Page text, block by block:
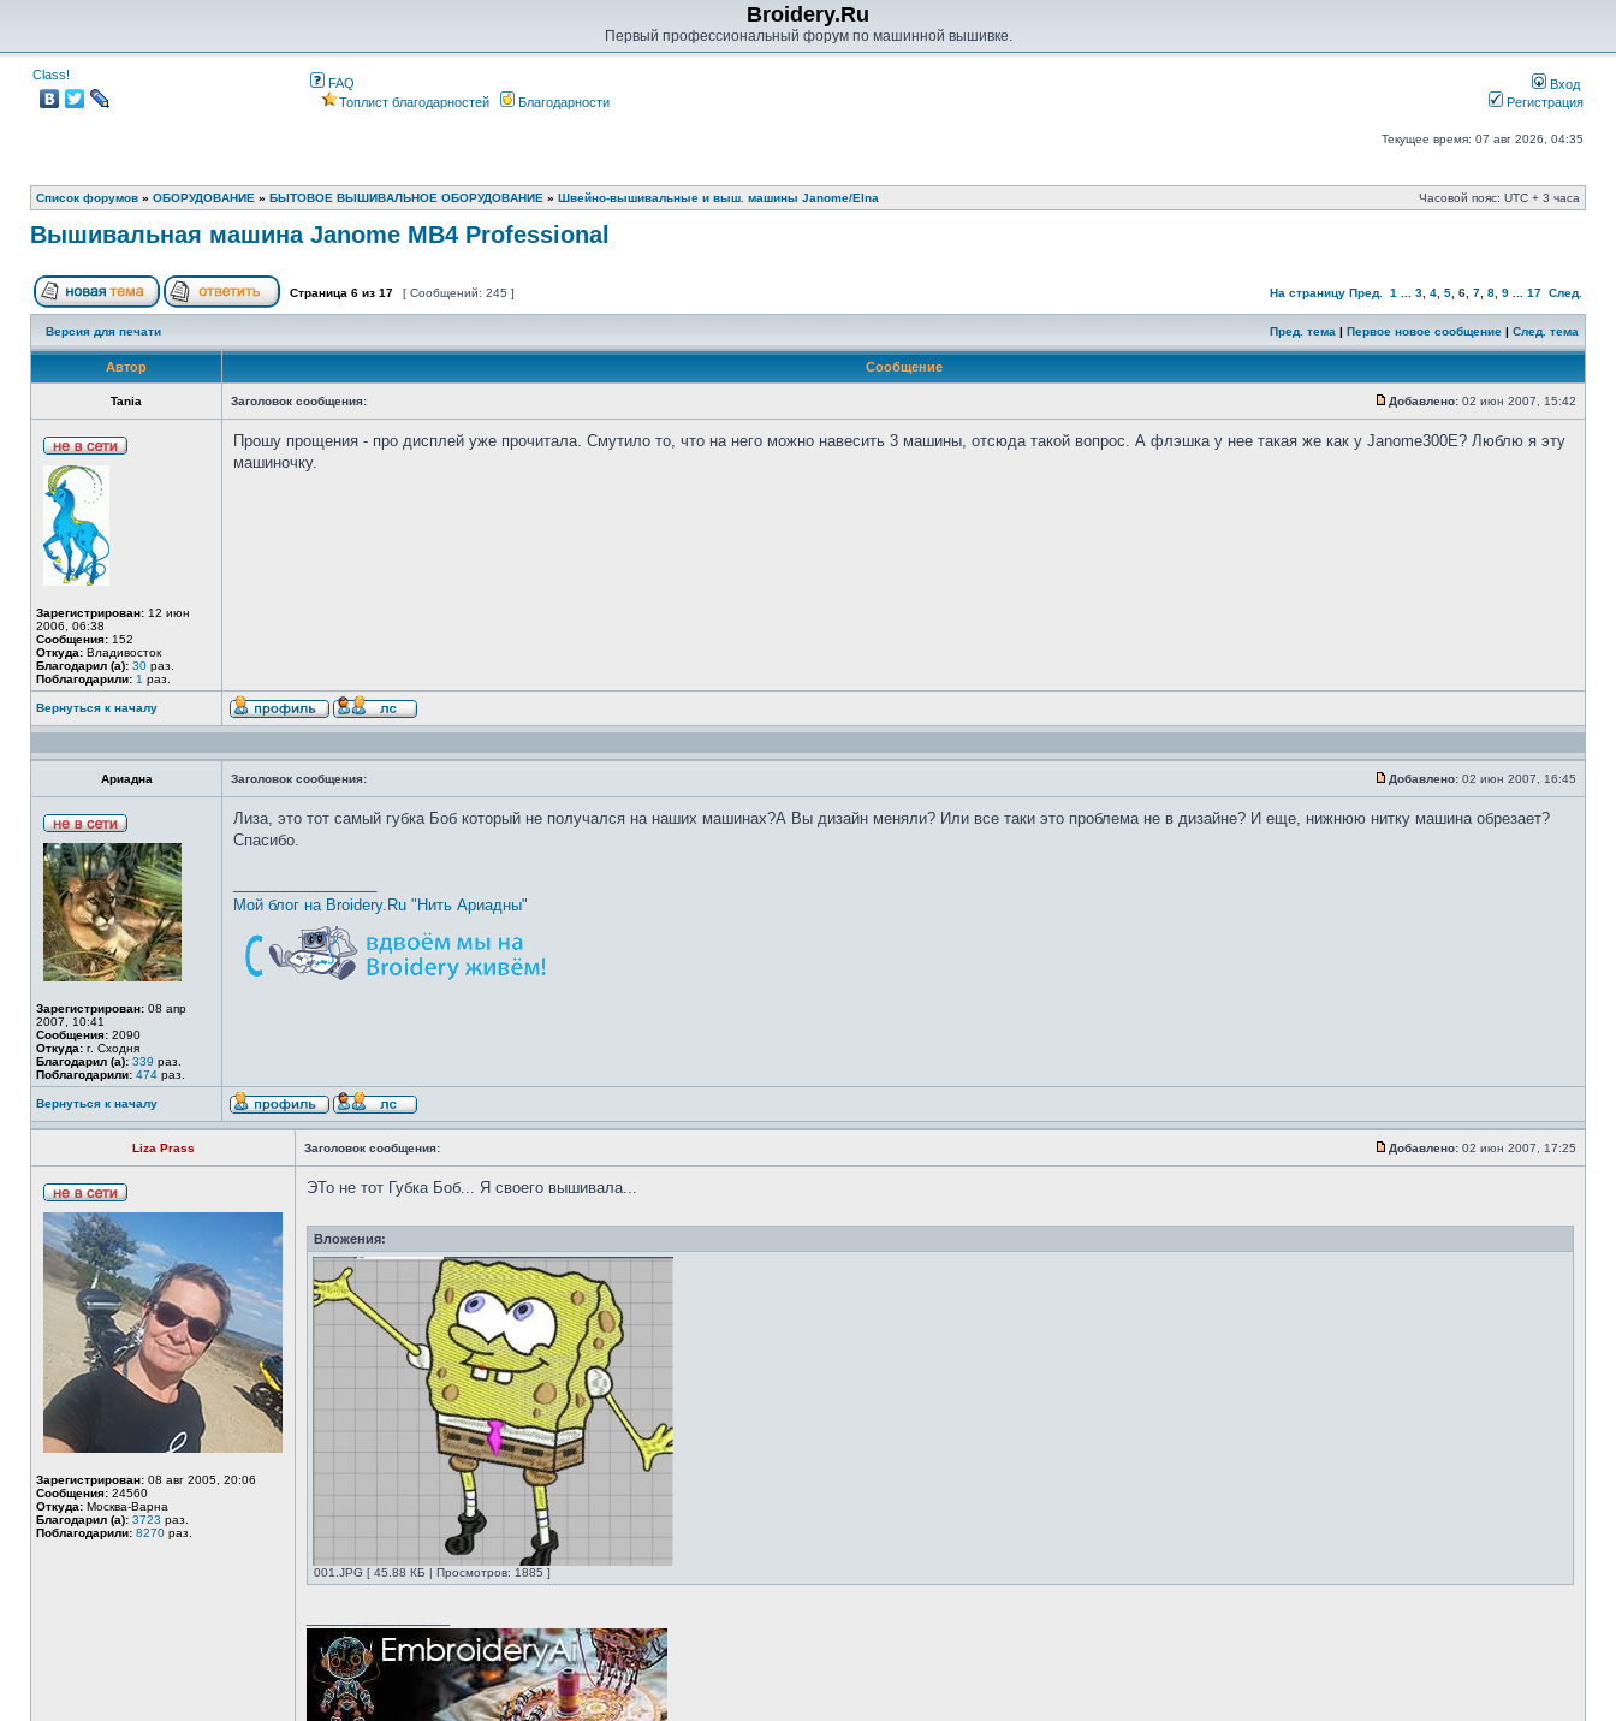
Broidery.Ru
Первый профессиональный форум по машинной вышивке.
Class!
FAQ
Топлист благодарностей
Благодарности
Вход
Регистрация
Текущее время: 07 авг 2026, 04:35
Список форумов » ОБОРУДОВАНИЕ » БЫТОВОЕ ВЫШИВАЛЬНОЕ ОБОРУДОВАНИЕ » Швейно-вышивальные и выш. машины Janome/Elna Часовой пояс: UTC + 3 часа
Вышивальная машина Janome MB4 Professional
Страница 6 из 17 [ Сообщений: 245 ] На страницу Пред. 1 3 4 5 6 7 8 9 17 След.
Версия для печати Пред. тема | Первое новое сообщение | След. тема
Автор Сообщение
Tania Заголовок сообщения: Добавлено: 02 июн 2007, 15:42
Зарегистрирован: 12 июн
2006, 06:38
Сообщения: 152
Откуда: Владивосток
Благодарил (а): 30 раз.
Поблагодарили: 1 раз.
Прошу прощения - про дисплей уже прочитала. Смутило то, что на него можно навесить 3 машины, отсюда такой вопрос. А флэшка у нее такая же как у Janome300E? Люблю я эту
машиночку.
Вернуться к началу
Ариадна Заголовок сообщения: Добавлено: 02 июн 2007, 16:45
Зарегистрирован: 08 апр
2007, 10:41
Сообщения: 2090
Откуда: г. Сходня
Благодарил (а): 339 раз.
Поблагодарили: 474 раз.
Лиза, это тот самый губка Боб который не получался на наших машинах?А Вы дизайн меняли? Или все таки это проблема не в дизайне? И еще, нижнюю нитку машина обрезает?
Спасибо.
Мой блог на Broidery.Ru "Нить Ариадны"
Вернуться к началу
Liza Prass Заголовок сообщения: Добавлено: 02 июн 2007, 17:25
Зарегистрирован: 08 авг 2005, 20:06
Сообщения: 24560
Откуда: Москва-Варна
Благодарил (а): 3723 раз.
Поблагодарили: 8270 раз.
ЭТо не тот Губка Боб... Я своего вышивала...
Вложения:
001.JPG [ 45.88 КБ | Просмотров: 1885 ]